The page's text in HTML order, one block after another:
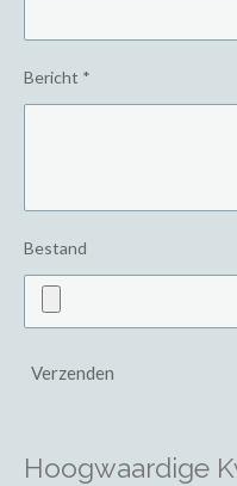
Bericht *
Bestand
Verzenden
Hoogwaardige